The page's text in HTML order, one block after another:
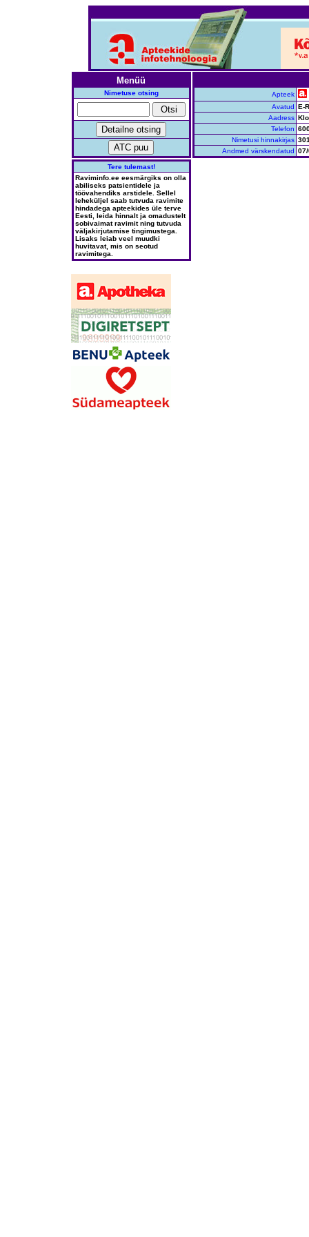
Menüü
Nimetuse otsing
Tere tulemast!
Raviminfo.ee eesmärgiks on olla
abiliseks patsientidele ja
töövahendiks arstidele. Sellel
leheküljel saab tutvuda ravimite
hindadega apteekides üle terve
Eesti, leida hinnalt ja omadustelt
sobivaimat ravimit ning tutvuda
väljakirjutamise tingimustega.
Lisaks leiab veel muudki
huvitavat, mis on seotud
ravimitega.
Apteek
Avatud E-
Aadress
Telefon
Nimetusi hinnakirjas
Andmed värskendatud